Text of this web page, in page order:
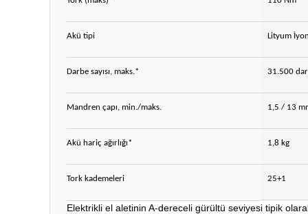
Akü tipi Lityum İyon
Darbe sayısı, maks.* 31.500
Mandren çapı, min./maks. 1,5 / 13
Akü hariç ağırlığı* 1,8 kg
Tork kademeleri 25+1
Elektrikli el aletinin A-dereceli gürültü seviyesi tipik